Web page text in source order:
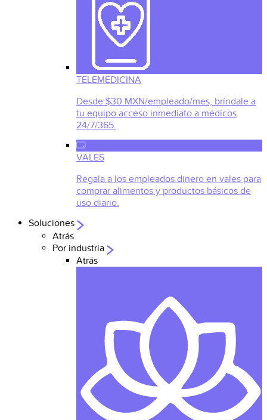
TELEMEDICINA
Desde $30 MXN/empleado/mes, bríndale a
tu equipo acceso inmediato a médicos
24/7/365.
VALES
Regala a los empleados dinero en vales para
comprar alimentos y productos básicos de
uso diario.
Soluciones
Atrás
Por industria
Atrás